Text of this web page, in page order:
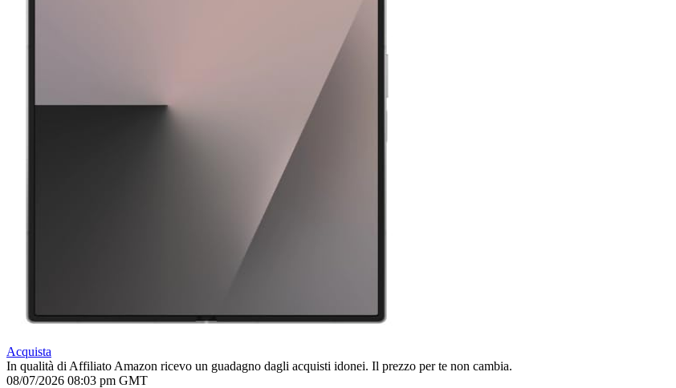
Acquista
In qualità di Affiliato Amazon ricevo un guadagno dagli acquisti idonei. Il prezzo per te non cambia.
08/07/2026 08:03 pm GMT